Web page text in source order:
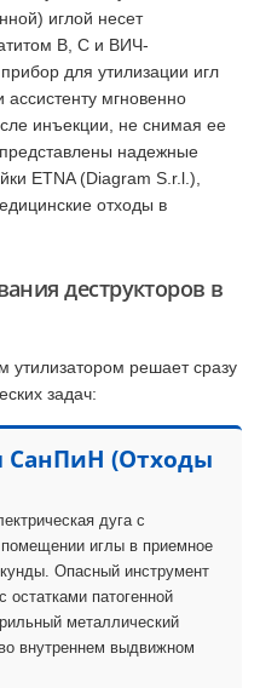
иглой несет
B, C и ВИЧ-
для утилизации игл
ассистенту мгновенно
инъекции, не снимая ее
надежные
ETNA (Diagram S.r.l.),
отходы в
деструкторов в
решает сразу
задач:
СанПиН (Отходы
дуга с
иглы в приемное
Опасный инструмент
остатками патогенной
металлический
внутреннем выдвижном